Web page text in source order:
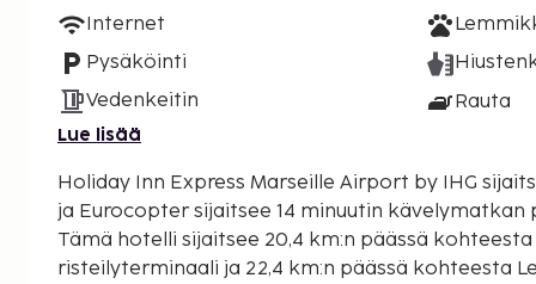
Internet
Pysäköinti
Vedenkeitin
Rauta
Lue lisää
Holiday Inn Express Marseille Airport by IHG
ja Eurocopter sijaitsee 14 minuutin kävelymatkan
Tämä hotelli sijaitsee 20,4 km:n päässä
risteilyterminaali ja 22,4 km:n päässä kohteesta